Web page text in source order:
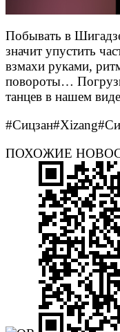
Побывать в
значит упустить
взмахи руками,
повороты…
танцев в нашем
ПОХОЖИЕ